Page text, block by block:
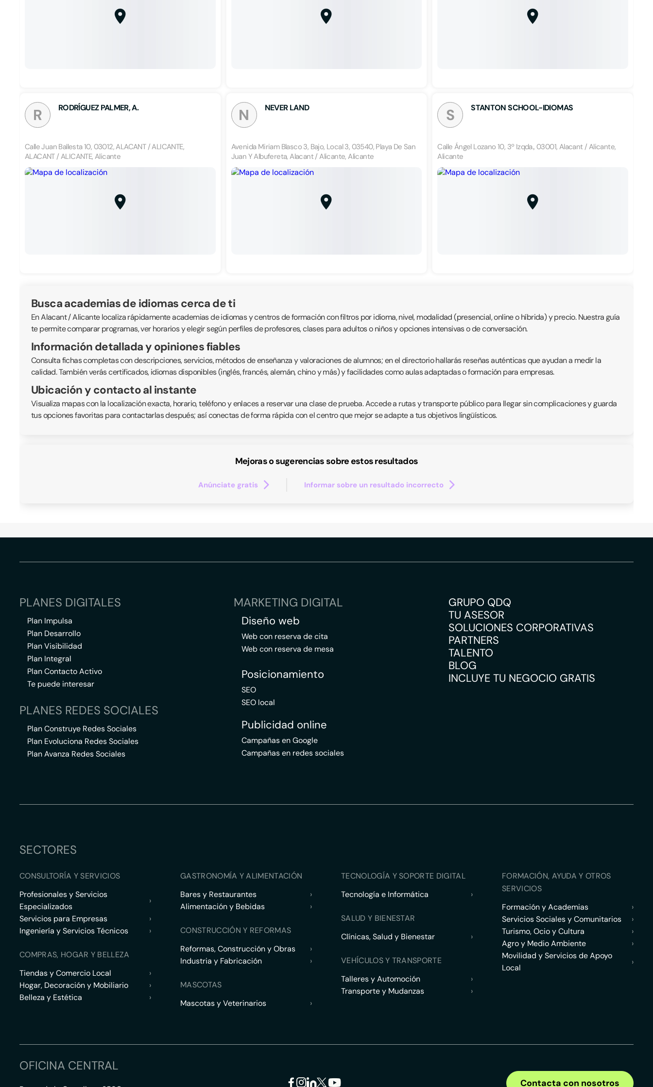
R RODRÍGUEZ PALMER, A.
Calle Juan Ballesta 10, 03012, ALACANT / ALICANTE,
ALACANT / ALICANTE, Alicante
N NEVER LAND
Avenida Miriam Blasco 3, Bajo, Local 3, 03540, Playa De San
Juan Y Albufereta, Alacant / Alicante, Alicante
S STANTON SCHOOL-IDIOMAS
Calle Ángel Lozano 10, 3º Izqda., 03001, Alacant / Alicante,
Alicante
Busca academias de idiomas cerca de ti
En Alacant / Alicante localiza rápidamente academias de idiomas y centros de formación con filtros por idioma, nivel, modalidad (presencial, online o híbrida) y precio. Nuestra guía
te permite comparar programas, ver horarios y elegir según perfiles de profesores, clases para adultos o niños y opciones intensivas o de conversación.
Información detallada y opiniones fiables
Consulta fichas completas con descripciones, servicios, métodos de enseñanza y valoraciones de alumnos; en el directorio hallarás reseñas auténticas que ayudan a medir la
calidad. También verás certificados, idiomas disponibles (inglés, francés, alemán, chino y más) y facilidades como aulas adaptadas o formación para empresas.
Ubicación y contacto al instante
Visualiza mapas con la localización exacta, horario, teléfono y enlaces a reservar una clase de prueba. Accede a rutas y transporte público para llegar sin complicaciones y guarda
tus opciones favoritas para contactarlas después; así conectas de forma rápida con el centro que mejor se adapte a tus objetivos lingüísticos.
Mejoras o sugerencias sobre estos resultados
Anúnciate gratis Informar sobre un resultado incorrecto
PLANES DIGITALES
Plan Impulsa
Plan Desarrollo
Plan Visibilidad
Plan Integral
Plan Contacto Activo
Te puede interesar
PLANES REDES SOCIALES
Plan Construye Redes Sociales
Plan Evoluciona Redes Sociales
Plan Avanza Redes Sociales
MARKETING DIGITAL
Diseño web
Web con reserva de cita
Web con reserva de mesa
Posicionamiento
SEO
SEO local
Publicidad online
Campañas en Google
Campañas en redes sociales
GRUPO QDQ
TU ASESOR
SOLUCIONES CORPORATIVAS
PARTNERS
TALENTO
BLOG
INCLUYE TU NEGOCIO GRATIS
SECTORES
CONSULTORÍA Y SERVICIOS
Profesionales y Servicios
Especializados
›
Servicios para Empresas
›
Ingeniería y Servicios Técnicos
›
COMPRAS, HOGAR Y BELLEZA
Tiendas y Comercio Local
›
Hogar, Decoración y Mobiliario
›
Belleza y Estética
›
GASTRONOMÍA Y ALIMENTACIÓN
Bares y Restaurantes
›
Alimentación y Bebidas
›
CONSTRUCCIÓN Y REFORMAS
Reformas, Construcción y Obras
›
Industria y Fabricación
›
MASCOTAS
Mascotas y Veterinarios
›
TECNOLOGÍA Y SOPORTE DIGITAL
Tecnología e Informática
›
SALUD Y BIENESTAR
Clínicas, Salud y Bienestar
›
VEHÍCULOS Y TRANSPORTE
Talleres y Automoción
›
Transporte y Mudanzas
›
FORMACIÓN, AYUDA Y OTROS
SERVICIOS
Formación y Academias
›
Servicios Sociales y Comunitarios
›
Turismo, Ocio y Cultura
›
Agro y Medio Ambiente
›
Movilidad y Servicios de Apoyo
Local
›
OFICINA CENTRAL
Contacta con nosotros